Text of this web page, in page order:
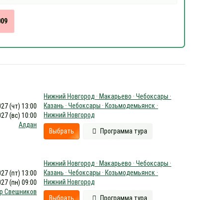
(чт) 13:00
(вс) 10:00
Алдан
Нижний Новгород · Макарьево · Чебоксары ·
Казань · Чебоксары · Козьмодемьянск ·
Нижний Новгород
Выбрать Программа тура
(пт) 13:00
(пн) 09:00
Свешников
Нижний Новгород · Макарьево · Чебоксары ·
Казань · Чебоксары · Козьмодемьянск ·
Нижний Новгород
Выбрать Программа тура